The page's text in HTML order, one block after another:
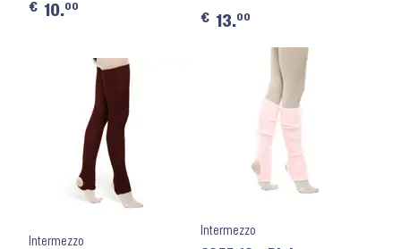
€ 10.00
€ 13.00
Intermezzo
Intermezzo